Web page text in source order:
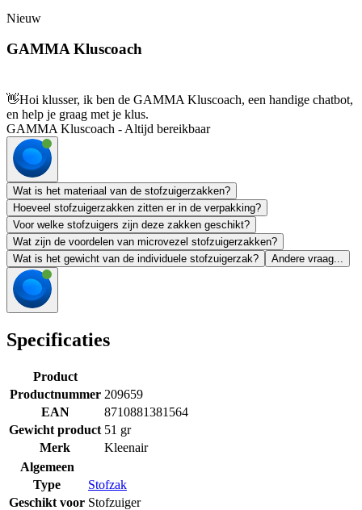
Nieuw
GAMMA Kluscoach
👋Hoi klusser, ik ben de GAMMA Kluscoach, een handige chatbot,
en help je graag met je klus.
GAMMA Kluscoach - Altijd bereikbaar
Wat is het materiaal van de stofzuigerzakken?
Hoeveel stofzuigerzakken zitten er in de verpakking?
Voor welke stofzuigers zijn deze zakken geschikt?
Wat zijn de voordelen van microvezel stofzuigerzakken?
Wat is het gewicht van de individuele stofzuigerzak?
Andere vraag...
Specificaties
Product
Productnummer 209659
EAN
8710881381564
Gewicht product 51 gr
Merk
Kleenair
Algemeen
Type
Stofzak
Geschikt voor Stofzuiger